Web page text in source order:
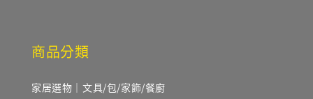
商品分類
家居選物｜文具/包/家飾/餐廚